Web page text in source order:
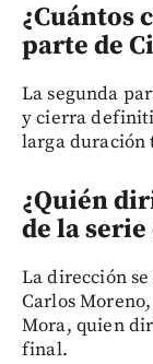
¿Cuántos
parte de
La segunda
y cierra
larga duración
¿Quién
de la
La dirección
Carlos
Mora, quien
final.